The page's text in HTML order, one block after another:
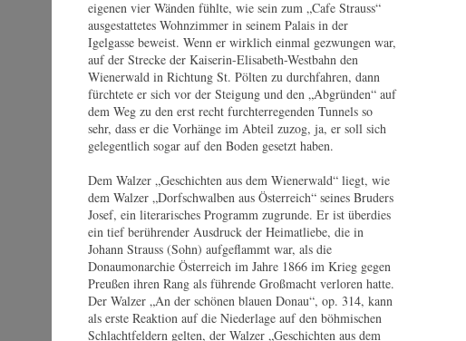
eigenen vier Wänden fühlte, wie sein zum „Cafe Strauss“
ausgestattetes Wohnzimmer in seinem Palais in der
Igelgasse beweist. Wenn er wirklich einmal gezwungen war,
auf der Strecke der Kaiserin-Elisabeth-Westbahn den
Wienerwald in Richtung St. Pölten zu durchfahren, dann
fürchtete er sich vor der Steigung und den „Abgründen“ auf
dem Weg zu den erst recht furchterregenden Tunnels so
sehr, dass er die Vorhänge im Abteil zuzog, ja, er soll sich
gelegentlich sogar auf den Boden gesetzt haben.
Dem Walzer „Geschichten aus dem Wienerwald“ liegt, wie
dem Walzer „Dorfschwalben aus Österreich“ seines Bruders
Josef, ein literarisches Programm zugrunde. Er ist überdies
ein tief berührender Ausdruck der Heimatliebe, die in
Johann Strauss (Sohn) aufgeflammt war, als die
Donaumonarchie Österreich im Jahre 1866 im Krieg gegen
Preußen ihren Rang als führende Großmacht verloren hatte.
Der Walzer „An der schönen blauen Donau“, op. 314, kann
als erste Reaktion auf die Niederlage auf den böhmischen
Schlachtfeldern gelten, der Walzer „Geschichten aus dem
Alfred Eschwé
© by WJSO.at / Kurt Pinter
Webseite
Webseite
Saal Information
Ort auf Karte anzeigen